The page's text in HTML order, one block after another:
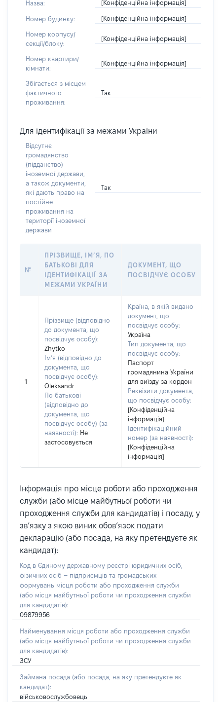
Назва: [Конфіденційна інформація]
Номер будинку: [Конфіденційна інформація]
Номер корпусу/
секції/блоку:
[Конфіденційна інформація]
Номер квартири/
кімнати:
[Конфіденційна інформація]
Збігається з місцем
фактичного
проживання:
Так
Для ідентифікації за межами України
Відсутнє
громадянство
(підданство)
іноземної держави,
а також документи,
які дають право на
постійне
проживання на
території іноземної
держави
Так
№
ПРІЗВИЩЕ, ІМ’Я, ПО
БАТЬКОВІ ДЛЯ
ІДЕНТИФІКАЦІЇ ЗА
МЕЖАМИ УКРАЇНИ
ДОКУМЕНТ, ЩО
ПОСВІДЧУЄ ОСОБУ
1
Прізвище (відповідно
до документа, що
посвідчує особу):
Zhytko
Ім’я (відповідно до
документа, що
посвідчує особу):
Oleksandr
По батькові
(відповідно до
документа, що
посвідчує особу) (за
наявності): Не
застосовується
Країна, в якій видано
документ, що
посвідчує особу:
Україна
Тип документа, що
посвідчує особу:
Паспорт
громадянина України
для виїзду за кордон
Реквізити документа,
що посвідчує особу:
[Конфіденційна
інформація]
Ідентифікаційний
номер (за наявності):
[Конфіденційна
інформація]
Інформація про місце роботи або проходження
служби (або місце майбутньої роботи чи
проходження служби для кандидатів) і посаду, у
зв’язку з якою виник обов’язок подати
декларацію (або посада, на яку претендуєте як
кандидат):
Код в Єдиному державному реєстрі юридичних осіб,
фізичних осіб – підприємців та громадських
формувань місця роботи або проходження служби
(або місця майбутньої роботи чи проходження служби
для кандидатів):
09879956
Найменування місця роботи або проходження служби
(або місця майбутньої роботи чи проходження служби
для кандидатів):
ЗСУ
Займана посада (або посада, на яку претендуєте як
кандидат):
військовослужбовець